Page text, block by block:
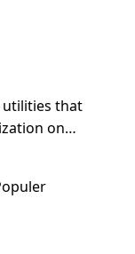
utilities that
on